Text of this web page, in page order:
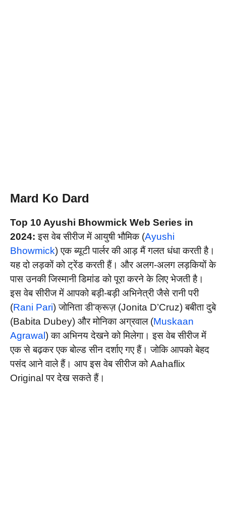
Mard Ko Dard
Top 10 Ayushi Bhowmick Web Series in
2024: इस वेब सीरीज में आयुषी भौमिक (Ayushi
Bhowmick) एक ब्यूटी पार्लर की आड़ मैं गलत धंधा करती है।
यह दो लड़कों को ट्रेंड करती हैं। और अलग-अलग लड़कियों के
पास उनकी जिस्मानी डिमांड को पूरा करने के लिए भेजती है।
इस वेब सीरीज में आपको बड़ी-बड़ी अभिनेत्री जैसे रानी परी
(Rani Pari) जोनिता डी’क्रूज़ (Jonita D’Cruz) बबीता दुबे
(Babita Dubey) और मोनिका अग्रवाल (Muskaan
Agrawal ) का अभिनय देखने को मिलेगा। इस वेब सीरीज में
एक से बढ़कर एक बोल्ड सीन दर्शाए गए हैं। जोकि आपको बेहद
पसंद आने वाले हैं। आप इस वेब सीरीज को Aahaflix
Original पर देख सकते हैं।